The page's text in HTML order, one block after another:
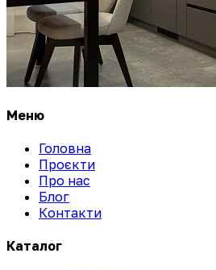
Меню
Головна
Проєкти
Про нас
Блог
Контакти
Каталог